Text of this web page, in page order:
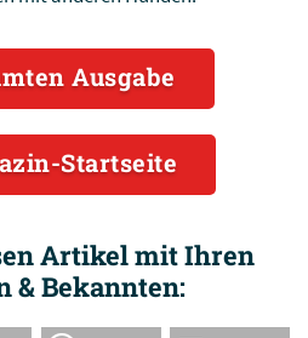
Ausgabe
Startseite
Artikel mit Ihren
& Bekannten: